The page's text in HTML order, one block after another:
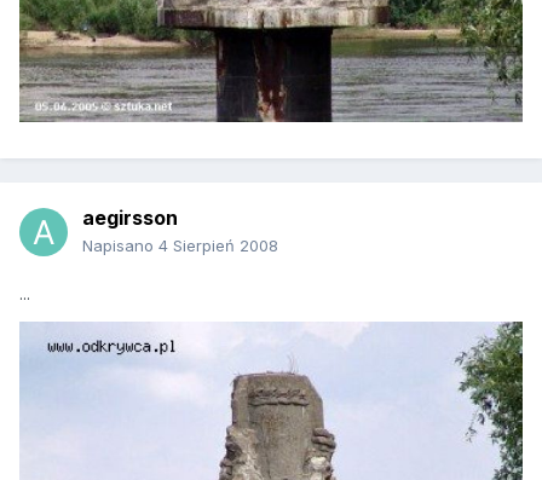
aegirsson
Napisano 4 Sierpień 2008
...